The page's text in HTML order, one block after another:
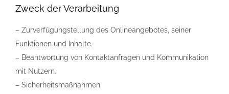
Zweck der Verarbeitung
– Zurverfügungstellung des Onlineangebotes, seiner
Funktionen und Inhalte.
– Beantwortung von Kontaktanfragen und Kommunikation
mit Nutzern.
– Sicherheitsmaßnahmen.